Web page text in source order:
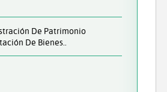
De Patrimonio
De Bienes..